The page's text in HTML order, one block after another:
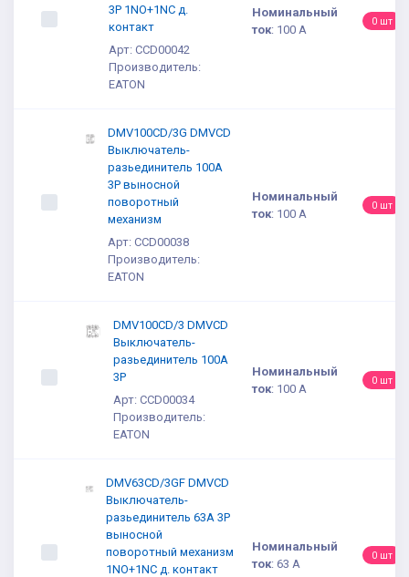
3P 1NO+1NC д.
контакт
Арт: CCD00042
Производитель:
EATON
Номинальный
ток: 100 А
0 шт
DMV100CD/3G DMVCD
Выключатель-
разьединитель 100A
3P выносной
поворотный
механизм
Арт: CCD00038
Производитель:
EATON
Номинальный
ток: 100 А
0 шт
DMV100CD/3 DMVCD
Выключатель-
разьединитель 100A
3P
Арт: CCD00034
Производитель:
EATON
Номинальный
ток: 100 А
0 шт
DMV63CD/3GF DMVCD
Выключатель-
разьединитель 63A 3P
выносной
поворотный механизм
1NO+1NC д. контакт
Номинальный
ток: 63 А
0 шт